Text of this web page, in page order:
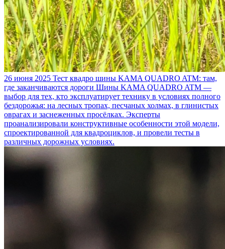
26 июня 2025 Тест квадро шины KAMA QUADRO ATM: там,
где заканчиваются дороги Шины KAMA QUADRO ATM —
выбор для тех, кто эксплуатирует технику в условиях полного
бездорожья: на лесных тропах, песчаных холмах, в глинистых
оврагах и заснеженных просёлках. Эксперты
проанализировали конструктивные особенности этой модели,
спроектированной для квадроциклов, и провели тесты в
различных дорожных условиях.